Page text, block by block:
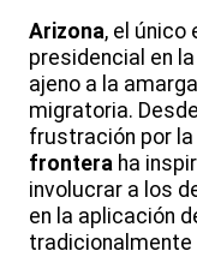
Arizona, el único
presidencial en la
ajeno a la
migratoria.
frustración por
frontera ha
involucrar a los
en la aplicación
tradicionalmente